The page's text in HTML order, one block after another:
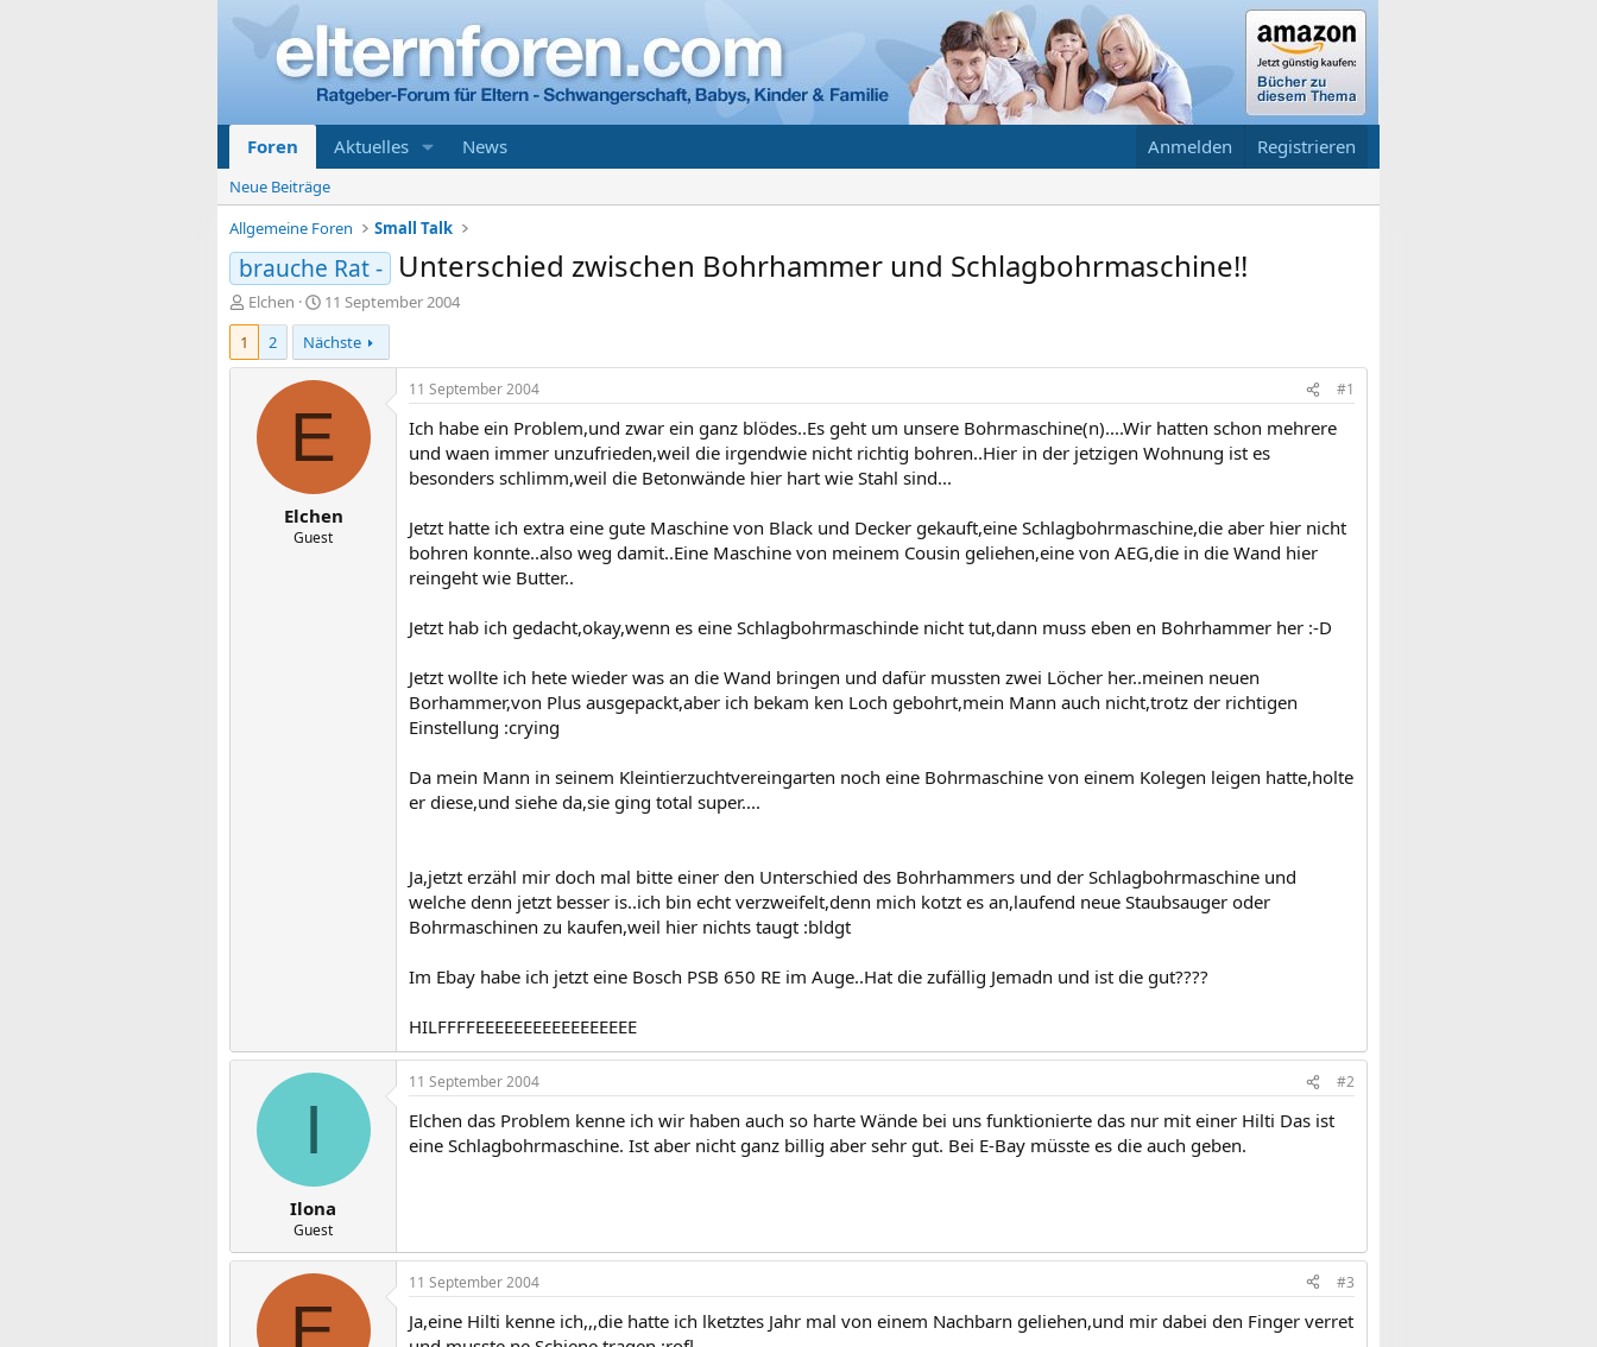
Foren Aktuelles News Anmelden Registrieren
Neue Beiträge
Allgemeine Foren
Small Talk
brauche Rat - Unterschied zwischen Bohrhammer und Schlagbohrmaschine!!
E
r
t
Elchen
E
r
s
t
e
l
t
m
11 September 2004
1
2 Nächste
E
Elchen
Guest
11 September 2004 #1
Ich habe ein Problem,und zwar ein ganz blödes..Es geht um unsere Bohrmaschine(n)....Wir hatten schon mehrere
und waen immer unzufrieden,weil die irgendwie nicht richtig bohren..Hier in der jetzigen Wohnung ist es
besonders schlimm,weil die Betonwände hier hart wie Stahl sind...
Jetzt hatte ich extra eine gute Maschine von Black und Decker gekauft,eine Schlagbohrmaschine,die aber hier nicht
bohren konnte..also weg damit..Eine Maschine von meinem Cousin geliehen,eine von AEG,die in die Wand hier
reingeht wie Butter..
Jetzt hab ich gedacht,okay,wenn es eine Schlagbohrmaschinde nicht tut,dann muss eben en Bohrhammer her :-D
Jetzt wollte ich hete wieder was an die Wand bringen und dafür mussten zwei Löcher her..meinen neuen
Borhammer,von Plus ausgepackt,aber ich bekam ken Loch gebohrt,mein Mann auch nicht,trotz der richtigen
Einstellung :crying
Da mein Mann in seinem Kleintierzuchtvereingarten noch eine Bohrmaschine von einem Kolegen leigen hatte,holte
er diese,und siehe da,sie ging total super....
Ja,jetzt erzähl mir doch mal bitte einer den Unterschied des Bohrhammers und der Schlagbohrmaschine und
welche denn jetzt besser is..ich bin echt verzweifelt,denn mich kotzt es an,laufend neue Staubsauger oder
Bohrmaschinen zu kaufen,weil hier nichts taugt :bldgt
Im Ebay habe ich jetzt eine Bosch PSB 650 RE im Auge..Hat die zufällig Jemadn und ist die gut????
HILFFFFEEEEEEEEEEEEEEEEE
I
Ilona
Guest
11 September 2004 #2
Elchen das Problem kenne ich wir haben auch so harte Wände bei uns funktionierte das nur mit einer Hilti Das ist
eine Schlagbohrmaschine. Ist aber nicht ganz billig aber sehr gut. Bei E-Bay müsste es die auch geben.
E
11 September 2004 #3
Ja,eine Hilti kenne ich,,,die hatte ich lketztes Jahr mal von einem Nachbarn geliehen,und mir dabei den Finger verret